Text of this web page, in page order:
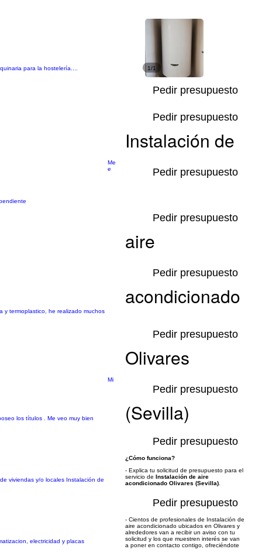
para la hostelería.... 1/1
Pedir presupuesto
Pedir presupuesto
Me
e
Pedir presupuesto
Pedir presupuesto
y termoplastico, he realizado muchos
Pedir presupuesto
Pedir presupuesto
Mi
los títulos . Me veo muy bien
Pedir presupuesto
viviendas y/o locales Instalación de
Pedir presupuesto
electricidad y placas
Pedir presupuesto
Instalación de
aire
acondicionado
Olivares
(Sevilla)
¿Cómo funciona?
- Explica tu solicitud de presupuesto para el
servicio de Instalación de aire
acondicionado Olivares (Sevilla)
- Cientos de profesionales de Instalación de
aire acondicionado ubicados en Olivares y
alrededores van a recibir un aviso con tu
solicitud y los que muestren interés se van
a poner en contacto contigo, ofreciéndote